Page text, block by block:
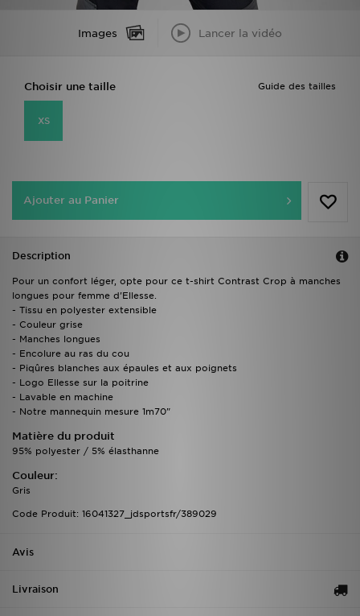
Images Lancer la vidéo
Guide des tailles
Choisir une taille
XS
Ajouter au Panier
Description
Pour un confort léger, opte pour ce t-shirt Contrast Crop à manches
longues pour femme d'Ellesse.
- Tissu en polyester extensible
- Couleur grise
- Manches longues
- Encolure au ras du cou
- Piqûres blanches aux épaules et aux poignets
- Logo Ellesse sur la poitrine
- Lavable en machine
- Notre mannequin mesure 1m70"
Matière du produit
95% polyester / 5% élasthanne
Couleur:
Gris
Code Produit: 16041327_jdsportsfr/389029
Avis
Livraison